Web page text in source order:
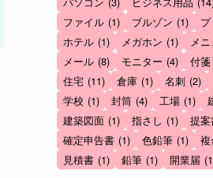
ファイル (1) ブルゾン (1)
ホテル (1) メガホン (1) メ
メール (8) モニター (4) 付箋
住宅 (11) 倉庫 (1) 名刺 (2)
学校 (1) 封筒 (4) 工場 (1)
建築図面 (1) 指さし (1) 提
確定申告書 (1) 色鉛筆 (1)
見積書 (1) 鉛筆 (1) 開業届